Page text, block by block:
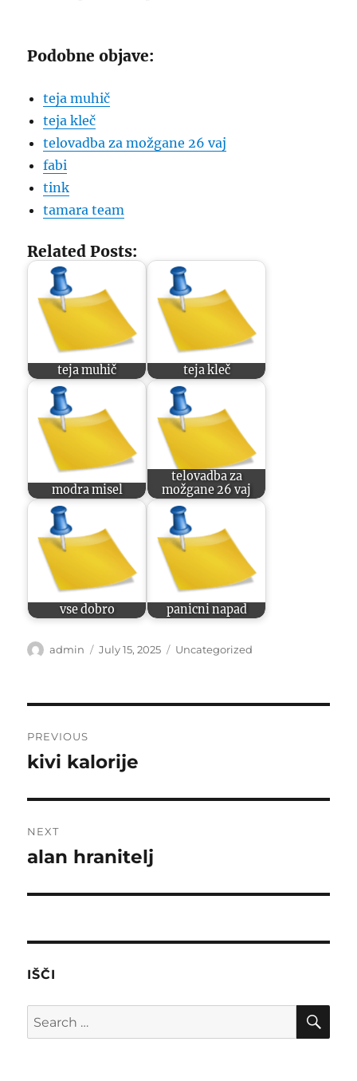
Podobne objave:
teja muhič
teja kleč
telovadba za možgane 26 vaj
fabi
tink
tamara team
Related Posts:
teja muhič teja kleč
modra misel
telovadba za
možgane 26 vaj
vse dobro panicni napad
Author
admin
Posted
July 15, 2025 Categories
Uncategorized
navigation
PREVIOUS
Previous
kivi kalorije
NEXT
Next
alan hranitelj
IŠČI
Search
for: